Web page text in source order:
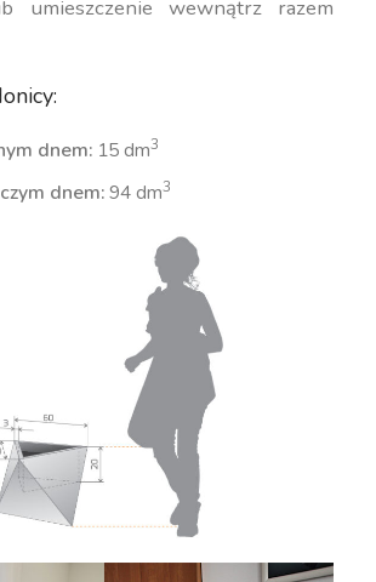
umieszczenie wewnątrz razem
dnem: 15 dm3
dnem:94 dm3